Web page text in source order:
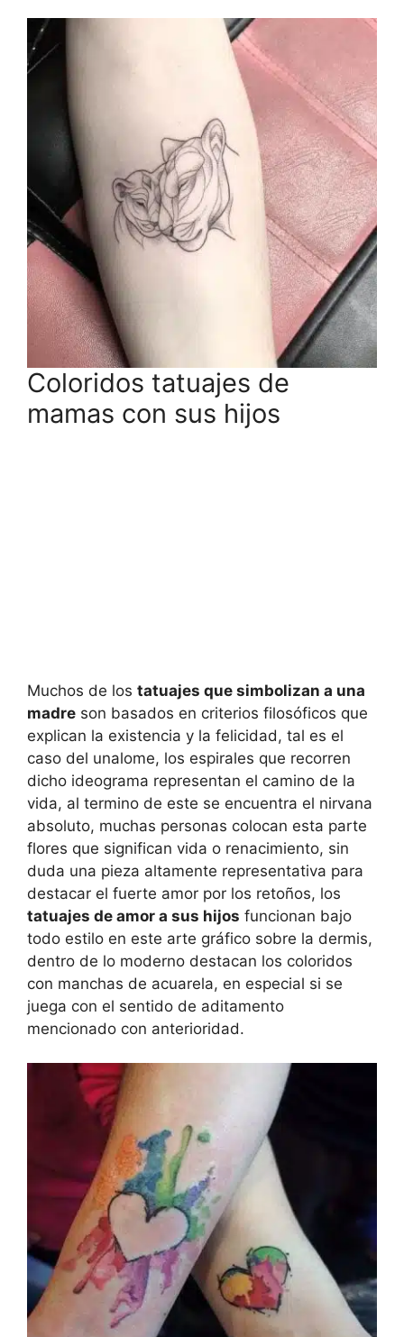
Coloridos tatuajes de
mamas con sus hijos
Muchos de los tatuajes que simbolizan a una
madre son basados en criterios filosóficos que
explican la existencia y la felicidad, tal es el
caso del unalome, los espirales que recorren
dicho ideograma representan el camino de la
vida, al termino de este se encuentra el nirvana
absoluto, muchas personas colocan esta parte
flores que significan vida o renacimiento, sin
duda una pieza altamente representativa para
destacar el fuerte amor por los retoños, los
tatuajes de amor a sus hijos funcionan bajo
todo estilo en este arte gráfico sobre la dermis,
dentro de lo moderno destacan los coloridos
con manchas de acuarela, en especial si se
juega con el sentido de aditamento
mencionado con anterioridad.